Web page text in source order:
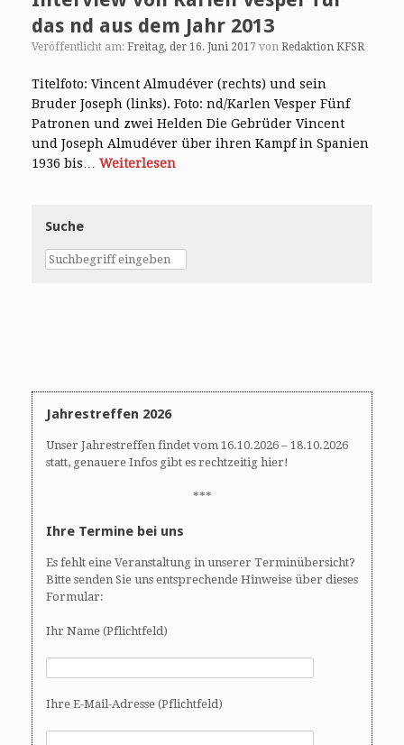
das nd aus dem Jahr 2013
Veröffentlicht am: Freitag, der 16. Juni 2017 von Redaktion KFSR
Titelfoto: Vincent Almudéver (rechts) und sein
Bruder Joseph (links). Foto: nd/Karlen Vesper Fünf
Patronen und zwei Helden Die Gebrüder Vincent
und Joseph Almudéver über ihren Kampf in Spanien
1936 bis… Weiterlesen
Suche
Jahrestreffen 2026
Unser Jahrestreffen findet vom 16.10.2026 – 18.10.2026
statt, genauere Infos gibt es rechtzeitig hier!
***
Ihre Termine bei uns
Es fehlt eine Veranstaltung in unserer Terminübersicht?
Bitte senden Sie uns entsprechende Hinweise über dieses
Formular:
Ihr Name (Pflichtfeld)
Ihre E-Mail-Adresse (Pflichtfeld)